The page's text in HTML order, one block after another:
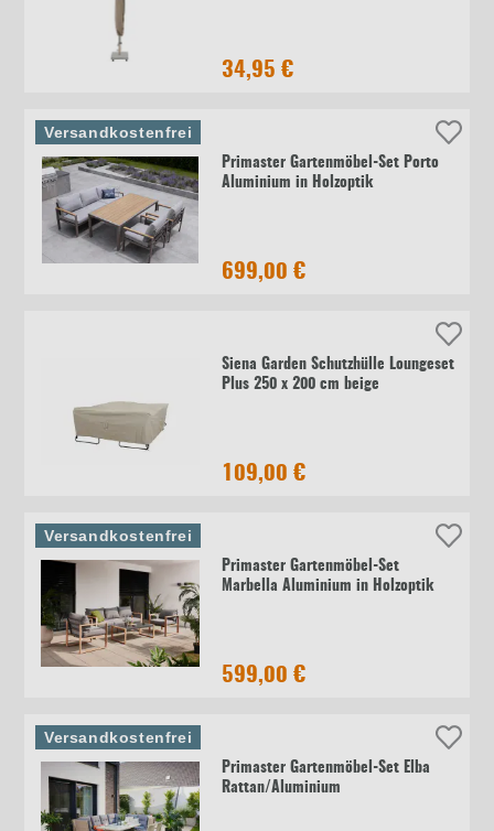
34,95 €
Primaster Gartenmöbel-Set Porto
Aluminium in Holzoptik
699,00 €
Versandkostenfrei
Siena Garden Schutzhülle Loungeset
Plus 250 x 200 cm beige
109,00 €
Primaster Gartenmöbel-Set
Marbella Aluminium in Holzoptik
599,00 €
Versandkostenfrei
Primaster Gartenmöbel-Set Elba
Rattan/Aluminium
Versandkostenfrei